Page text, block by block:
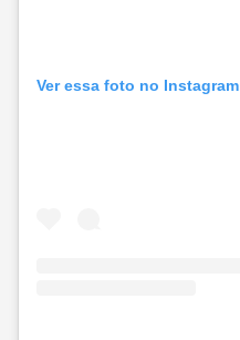
Ver essa foto no Instagram